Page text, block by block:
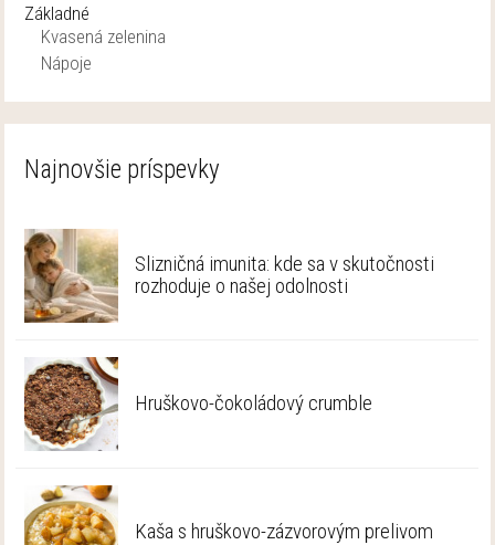
Základné
Kvasená zelenina
Nápoje
Najnovšie príspevky
Slizničná imunita: kde sa v skutočnosti
rozhoduje o našej odolnosti
Hruškovo-čokoládový crumble
Kaša s hruškovo-zázvorovým prelivom